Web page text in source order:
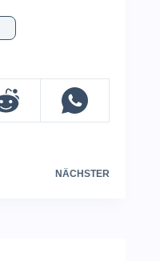
NÄCHSTER